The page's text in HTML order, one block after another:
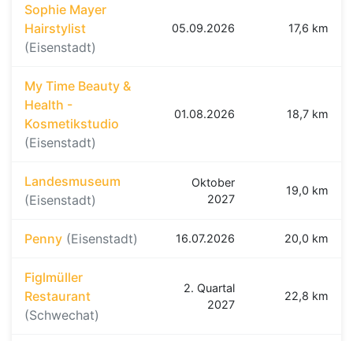
Sophie Mayer
Hairstylist
(Eisenstadt)
05.09.2026 17,6 km
My Time Beauty &
Health -
Kosmetikstudio
(Eisenstadt)
01.08.2026 18,7 km
Landesmuseum
(Eisenstadt)
Oktober
2027
19,0 km
Penny (Eisenstadt) 16.07.2026 20,0 km
Figlmüller
Restaurant
(Schwechat)
2. Quartal
2027
22,8 km